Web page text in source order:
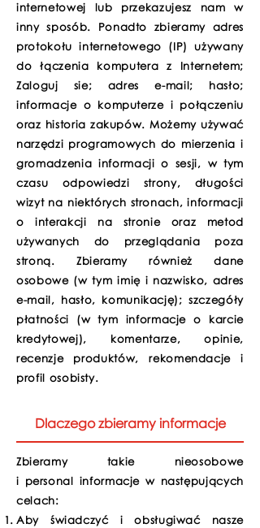
internetowej lub przekazujesz nam w
inny sposób. Ponadto zbieramy adres
protokołu internetowego (IP) używany
do łączenia komputera z Internetem;
Zaloguj sie; adres e-mail; hasło;
informacje o komputerze i połączeniu
oraz historia zakupów. Możemy używać
narzędzi programowych do mierzenia i
gromadzenia informacji o sesji, w tym
czasu odpowiedzi strony, długości
wizyt na niektórych stronach, informacji
o interakcji na stronie oraz metod
używanych do przeglądania poza
stroną. Zbieramy również dane
osobowe (w tym imię i nazwisko, adres
e-mail, hasło, komunikację); szczegóły
płatności (w tym informacje o karcie
kredytowej), komentarze, opinie,
recenzje produktów, rekomendacje i
profil osobisty.
Dlaczego zbieramy informacje
Zbieramy takie nieosobowe
i personal informacje w następujących
celach:
Aby świadczyć i obsługiwać nasze